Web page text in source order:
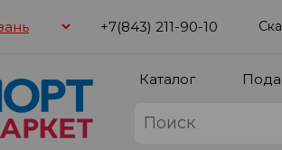
+7(843) 211-90-10
Каталог